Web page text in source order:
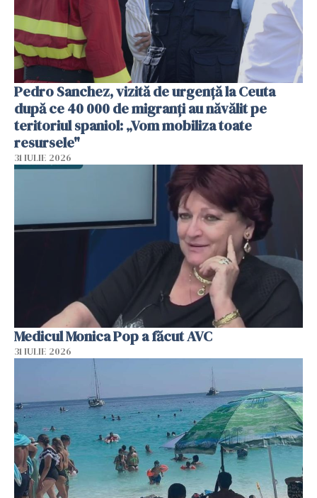
Pedro Sanchez, vizită de urgență la Ceuta
după ce 40 000 de migranți au năvălit pe
teritoriul spaniol: „Vom mobiliza toate
resursele"
31 IULIE 2026
Medicul Monica Pop a făcut AVC
31 IULIE 2026